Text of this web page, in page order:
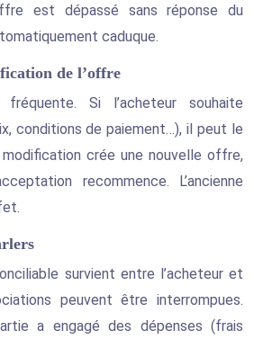
est dépassé sans réponse du
caduque.
de l’offre
Si l’acheteur souhaite
conditions de paiement…), il peut le
crée une nouvelle offre,
recommence. L’ancienne
survient entre l’acheteur et
peuvent être interrompues.
a engagé des dépenses (frais